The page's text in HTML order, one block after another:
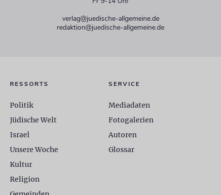
verlag@juedische-allgemeine.de
redaktion@juedische-allgemeine.de
RESSORTS
Politik
Jüdische Welt
Israel
Unsere Woche
Kultur
Religion
SERVICE
Mediadaten
Fotogalerien
Autoren
Glossar